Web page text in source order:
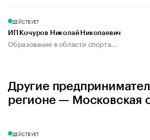
ДЕЙСТВУЕТ
ИП Кочуров Николай Николаевич
Образование в области спорта...
Другие
регионе — Московская
ДЕЙСТВУЕТ